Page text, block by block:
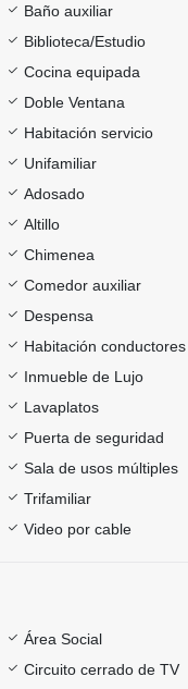
Baño auxiliar
Biblioteca/Estudio
Cocina equipada
Doble Ventana
Habitación servicio
Unifamiliar
Adosado
Altillo
Chimenea
Comedor auxiliar
Despensa
Habitación conductores
Inmueble de Lujo
Lavaplatos
Puerta de seguridad
Sala de usos múltiples
Trifamiliar
Video por cable
Área Social
Circuito cerrado de TV